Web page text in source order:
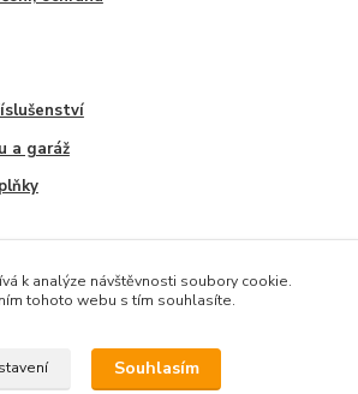
a garáž
NA PRODEJNĚ *
k analýze návštěvnosti soubory cookie.
tohoto webu s tím souhlasíte.
Souhlasím